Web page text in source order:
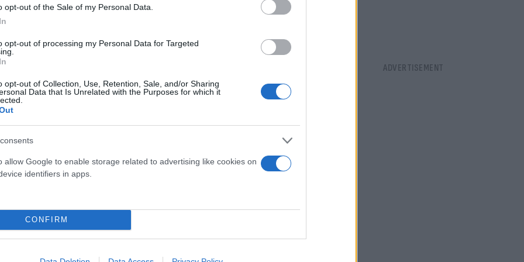
opt-out of the Sale of my Personal Data.
opt-out of processing my Personal Data for Targeted
opt-out of Collection, Use, Retention, Sale, and/or Sharing
Data that Is Unrelated with the Purposes for which it
allow Google to enable storage related to advertising like cookies on
identifiers in apps.
CONFIRM
ο Ακάρ είπε: «Ο σκοπός μας εκεί δεν θα τελειώσει
στο πλαίσιο των συμφωνιών εγγύησης και συμμαχίας μας.